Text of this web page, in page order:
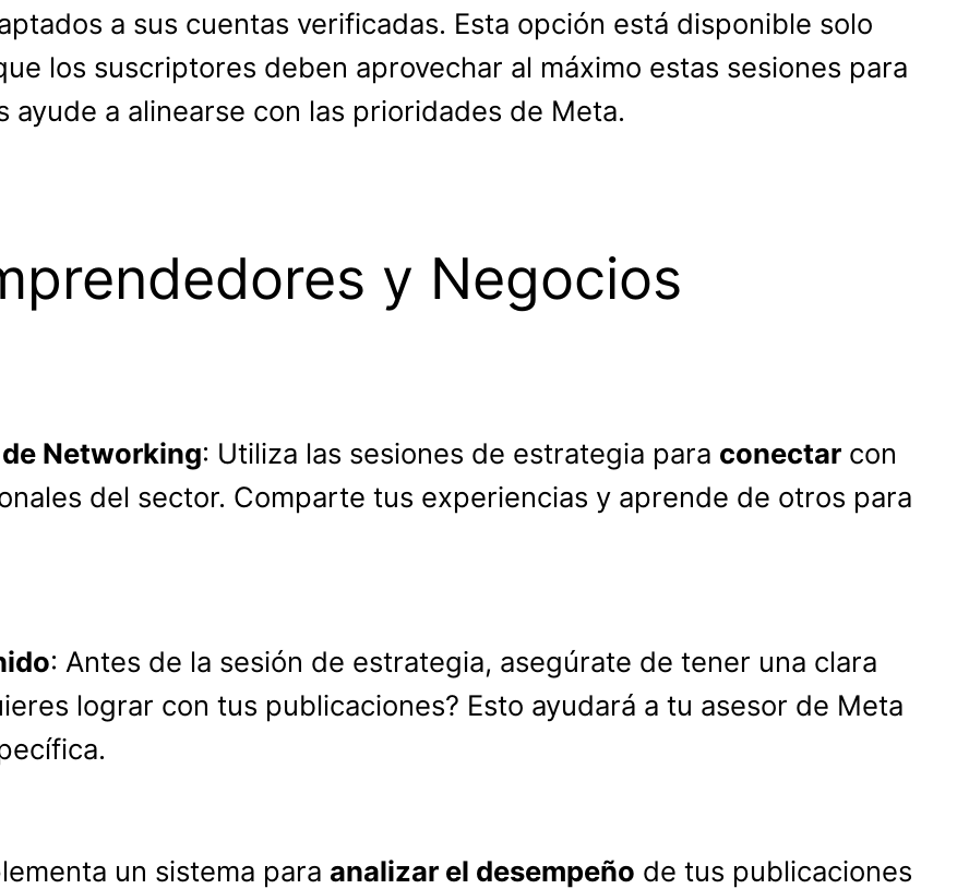
a sus cuentas verificadas. Esta opción está disponible solo
los suscriptores deben aprovechar al máximo estas sesiones para
a alinearse con las prioridades de Meta.
y Negocios
Networking: Utiliza las sesiones de estrategia para conectar con
del sector. Comparte tus experiencias y aprende de otros para
: Antes de la sesión de estrategia, asegúrate de tener una clara
lograr con tus publicaciones? Esto ayudará a tu asesor de Meta
un sistema para analizar el desempeño de tus publicaciones